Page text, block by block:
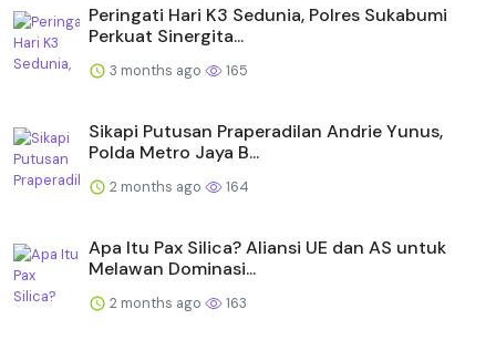
Peringati Hari K3 Sedunia, Polres Sukabumi
Perkuat Sinergita...
3 months ago 165
Sikapi Putusan Praperadilan Andrie Yunus,
Polda Metro Jaya B...
2 months ago 164
Apa Itu Pax Silica? Aliansi UE dan AS untuk
Melawan Dominasi...
2 months ago 163